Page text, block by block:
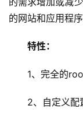
的网站和应用程序
特性：
1、完全的
2、自定义配